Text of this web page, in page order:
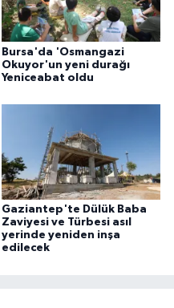
Bursa'da 'Osmangazi
Okuyor'un yeni durağı
Yeniceabat oldu
Gaziantep'te Dülük Baba
Zaviyesi ve Türbesi asıl
yerinde yeniden inşa
edilecek